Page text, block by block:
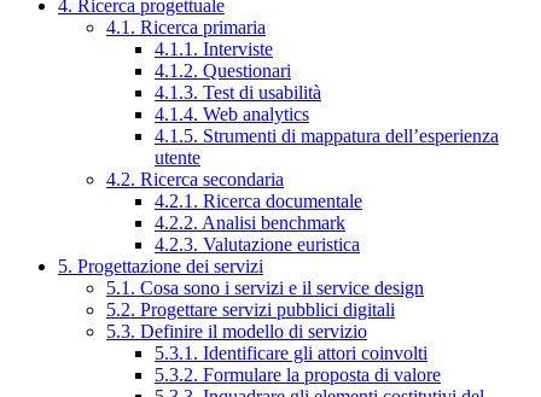
4. Ricerca progettuale
4.1. Ricerca primaria
4.1.1. Interviste
4.1.2. Questionari
4.1.3. Test di usabilità
4.1.4. Web analytics
4.1.5. Strumenti di mappatura dell’esperienza
utente
4.2. Ricerca secondaria
4.2.1. Ricerca documentale
4.2.2. Analisi benchmark
4.2.3. Valutazione euristica
5. Progettazione dei servizi
5.1. Cosa sono i servizi e il service design
5.2. Progettare servizi pubblici digitali
5.3. Definire il modello di servizio
5.3.1. Identificare gli attori coinvolti
5.3.2. Formulare la proposta di valore